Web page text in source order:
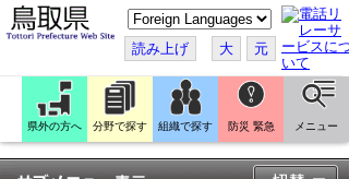
こ
の
ペ
ー
ジ
翻
訳
す
る
読み上げ 大 元
県外の方へ 分野で探す 組織で探す 防災 緊急 メニュー